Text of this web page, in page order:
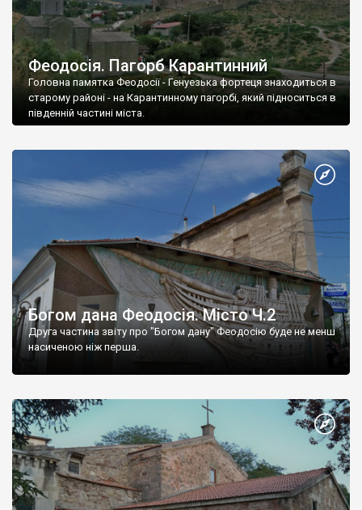
Феодосія. Пагорб Карантинний
Головна памятка Феодосії - Генуезька фортеця знаходиться в
старому районі - на Карантинному пагорбі, який підноситься в
південній частині міста.
Богом дана Феодосія. Місто Ч.2
Друга частина звіту про "Богом дану" Феодосію буде не менш
насиченою ніж перша.